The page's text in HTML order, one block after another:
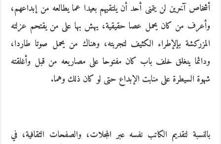
أشخاص آخرين لن يتمنى أحد أن يلتقيهم بعيدا عما يطالعه من إبداعهم،
وأعرف من كان يحمل عصا حقيقية، يهش بها على من يقتحم عزلته
المزركشة بإلإطراء الكثيف لتجربته، وهناك من يحمل صوتا طاردا،
ودائما ينغلق خلف باب كان مفتوحا على مصاريعه من قبل وأغلقته
شهوة السيطرة على منابت الإبداع حتى لو كان ذلك وهما.
بالنسبة لتقديم الكاتب نفسه عبر المجلات، والصفحات الثقافية، في